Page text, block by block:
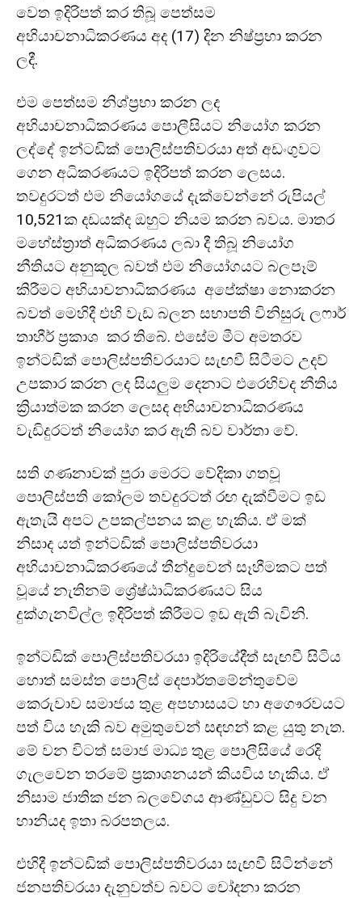
වෙත ඉදිරිපත් කර තිබූ පෙත්සම
අභියාචනාධිකරණය අද (17) දින නිෂ්ප්‍රභා කරන
ලදී.
එම පෙත්සම නිශ්ප්‍රභා කරන ලද
අභියාචනාධිකරණය පොලීසියට නියෝග කරන
ලද්දේ ඉන්ටඩික් පොලිස්පතිවරයා අත් අඩංගුවට
ගෙන ⁣අධිකරණයට ඉදිරිපත් කරන ලෙසය.
තවදුරටත් එම නියෝගයේ දැක්වෙන්නේ රුපියල්
10,521ක දඩයක්ද ඔහුට නියම කරන බවය. මාතර
මහේස්ත්‍රාත් අධිකරණය ලබා දී තිබූ නියෝග
නීතියට අනුකූල බවත් එම නියෝගයට බලපෑම්
කිරීමට අභියාචනාධිකරණය අපේක්ෂා නොකරන
බවත් මෙහිදී එහි වැඩ බලන සභාපති විනිසුරු ලෆාර්
තාහීර් ප්‍රකාශ කර තිබේ. එසේම මීට අමතරව
⁣ඉන්ටඩික් පොලිස්පතිවරයාට සැඟවී සිටීමට උදව්
උපකාර කරන ලද සියලුම දෙනාට එරෙහිවද නීතිය
ක්‍රියාත්මක කරන ලෙසද අභියාචනාධිකරණය
වැඩිදුරටත් නියෝග කර ඇති බව වාර්තා වේ.
සති ගණනාවක් පුරා මෙරට වේදිකා ගතවූ
පොලිස්පති කෝලම තවදුරටත් රඟ දැක්වීමට ඉඩ
ඇතැයි අපට උපකල්පනය කළ හැකිය. ඒ මක්
නිසාද යත් ඉන්ටඩික් පොලිස්පතිවරයා
අභියාචනාධිකරණයේ තීන්දුවෙන් සෑහීමකට පත්
වූයේ නැතිනම් ශ්‍රේෂ්ඨාධිකරණයට සිය
දුක්ගැනවිල්ල ඉදිරිපත් කිරීමට ඉඩ ඇති බැවිනි.
ඉන්ටඩික් පොලිස්පතිවරයා ඉදිරියේදීත් සැඟවී සිටිය
හොත් සමස්ත පොලිස් දෙපාර්තමේන්තුවේම
කෙරුවාව සමාජය තුළ අපහාසයට හා අගෞරවයට
පත් විය හැකි බව අමුතුවෙන් සඳහන් කළ යුතු නැත.
මේ වන විටත් සමාජ මාධ්‍ය තුළ පොලීසියේ රෙදි
ගැලවෙන තරමේ ප්‍රකාශනයන් කියවිය හැකිය. ඒ
නිසාම ජාතික ජන බලවේගය ආණ්ඩුවට සිදු වන
හානියද ඉතා බරපතලය.
එහිදී ඉන්ටඩික් පොලිස්පතිවරයා සැඟවී සිටින්නේ
ජනපතිවරයා දැනුවත්ව බවට චෝදනා කරන